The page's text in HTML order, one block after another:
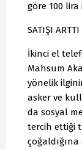
göre 100
SATIŞI ARTTI
İkinci el
Mahsum
yönelik
asker ve
da sosyal
tercih ettiği